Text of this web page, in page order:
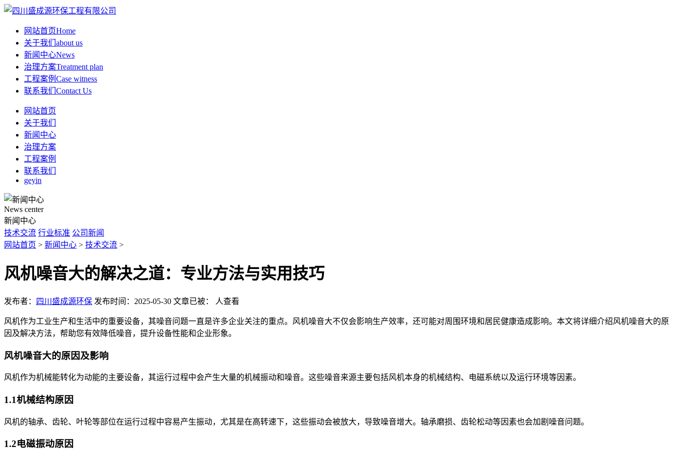
网站首页Home
关于我们 about us
新闻中心News
治理方案Treatment plan
工程案例 Case witness
联系我们 Contact Us
网站首页
关于我们
新闻中心
治理方案
工程案例
联系我们
geyin
News center
新闻中心
技术交流 行业标准 公司新闻
网站首页 > 新闻中心 > 技术交流 >
风机噪音大的解决之道：专业方法与实用技巧
发布者： 四川盛成源环保 发布时间：2025-05-30 文章已被： 人查看
风机作为工业生产和生活中的重要设备，其噪音问题一直是许多企业关注的重点。风机噪音大不仅会影响生产效率，还可能对周围环境和居民健康造成影响。本文将详细介绍风机噪音大的原
因及解决方法，帮助您有效降低噪音，提升设备性能和企业形象。
风机噪音大的原因及影响
风机作为机械能转化为动能的主要设备，其运行过程中会产生大量的机械振动和噪音。这些噪音来源主要包括风机本身的机械结构、电磁系统以及运行环境等因素。
1.1机械结构原因
风机的轴承、齿轮、叶轮等部位在运行过程中容易产生振动，尤其是在高转速下，这些振动会被放大，导致噪音增大。轴承磨损、齿轮松动等因素也会加剧噪音问题。
1.2电磁振动原因